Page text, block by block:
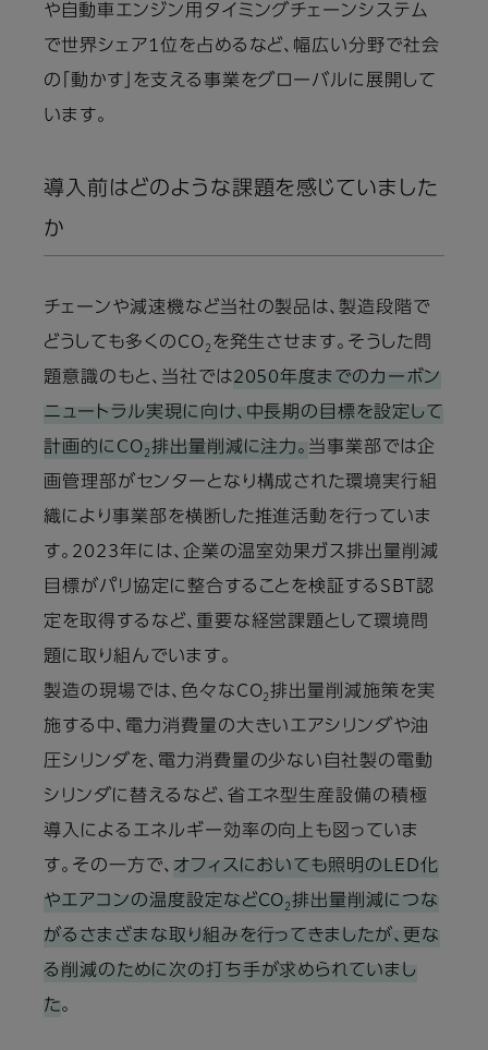
や自動車エンジン用タイミングチェーンシステム
で世界シェア1位を占めるなど、幅広い分野で社会
の「動かす」を支える事業をグローバルに展開して
います。
導入前はどのような課題を感じていました
か
チェーンや減速機など当社の製品は、製造段階で
どうしても多くのCO 2 を発生させます。そうした問
題意識のもと、当社では2050年度までのカーボン
ニュートラル実現に向け、中長期の目標を設定して
計画的にCO 2 排出量削減に注力。 当事業部では企
画管理部がセンターとなり構成された環境実行組
織により事業部を横断した推進活動を行っていま
す。2023年には、企業の温室効果ガス排出量削減
目標がパリ協定に整合することを検証するSBT認
定を取得するなど、重要な経営課題として環境問
題に取り組んでいます。
製造の現場では、色々なCO2 排出量削減施策を実
施する中、電力消費量の大きいエアシリンダや油
圧シリンダを、電力消費量の少ない自社製の電動
シリンダに替えるなど、省エネ型生産設備の積極
導入によるエネルギー効率の向上も図っていま
す。その一方で、 オフィスにおいても照明のLED化
やエアコンの温度設定などCO 2 排出量削減につな
がるさまざまな取り組みを行ってきましたが、更な
る削減のために次の打ち手が求められていまし
た。